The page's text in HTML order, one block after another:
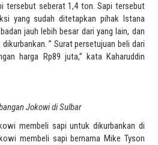
tersebut seberat 1,4 ton. Sapi tersebut
yang sudah ditetapkan pihak Istana
jauh lebih besar dari yang lain, dan
” Surat persetujuan beli dari
harga Rp89 juta,” kata Kaharuddin
Jokowi di Sulbar
membeli sapi untuk dikurbankan di
membeli sapi bernama Mike Tyson